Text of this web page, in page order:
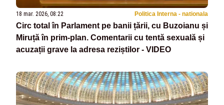
18 mar. 2026, 08:22 Politica Interna - nationala
Circ total în Parlament pe banii țării, cu Buzoianu și
Miruță în prim-plan. Comentarii cu tentă sexuală și
acuzații grave la adresa reziștilor - VIDEO